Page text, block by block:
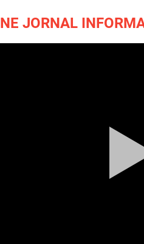
JORNAL